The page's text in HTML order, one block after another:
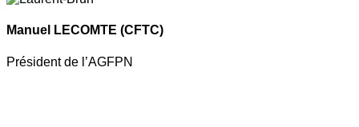
Manuel LECOMTE (CFTC)
Président de l’AGFPN